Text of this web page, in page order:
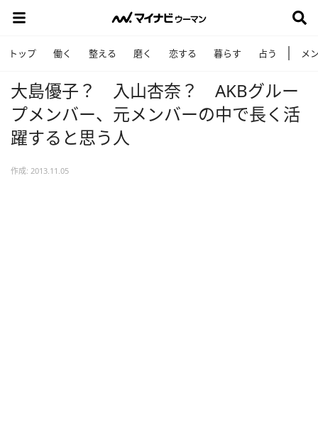
トップ 働く 整える 磨く 恋する 暮らす 占う メ
大島優子？ 入山杏奈？ AKBグルー
プメンバー、元メンバーの中で長く活
躍すると思う人
作成: 2013.11.05